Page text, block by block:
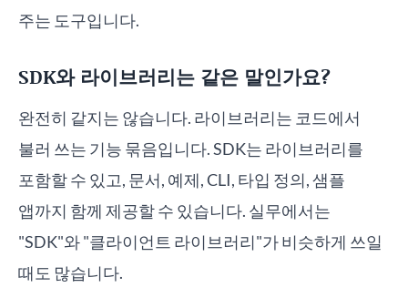
주는 도구입니다.
SDK와 라이브러리는 같은 말인가요?
완전히 같지는 않습니다. 라이브러리는 코드에서
불러 쓰는 기능 묶음입니다. SDK는 라이브러리를
포함할 수 있고, 문서, 예제, CLI, 타입 정의, 샘플
앱까지 함께 제공할 수 있습니다. 실무에서는
"SDK"와 "클라이언트 라이브러리"가 비슷하게 쓰일
때도 많습니다.